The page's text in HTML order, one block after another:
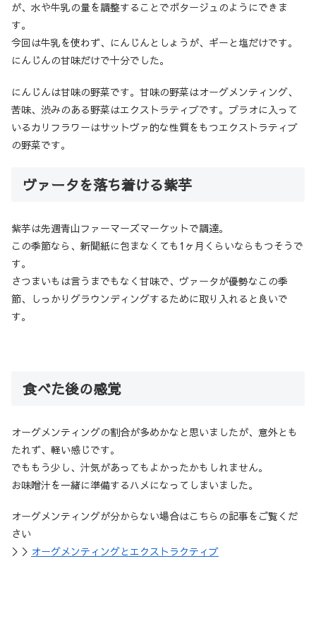
が、水や牛乳の量を調整することでポタージュのようにできま
す。
今回は牛乳を使わず、にんじんとしょうが、ギーと塩だけです。
にんじんの甘味だけで十分でした。
にんじんは甘味の野菜です。甘味の野菜はオーグメンティング、
苦味、渋みのある野菜はエクストラティブです。プラオに入って
いるカリフラワーはサットヴァ的な性質をもつエクストラティブ
の野菜です。
ヴァータを落ち着ける紫芋
紫芋は先週青山ファーマーズマーケットで調達。
この季節なら、新聞紙に包まなくても 1 ヶ月くらいならもつそうで
す。
さつまいもは言うまでもなく甘味で、ヴァータが優勢なこの季
節、しっかりグラウンディングするために取り入れると良いで
す。
食べた後の感覚
オーグメンティングの割合が多めかなと思いましたが、意外とも
たれず、軽い感じです。
でももう少し、汁気があってもよかったかもしれません。
お味噌汁を一緒に準備するハメになってしまいました。
オーグメンティングが分からない場合はこちらの記事をご覧くだ
さい
＞＞ オーグメンティングとエクストラクティブ